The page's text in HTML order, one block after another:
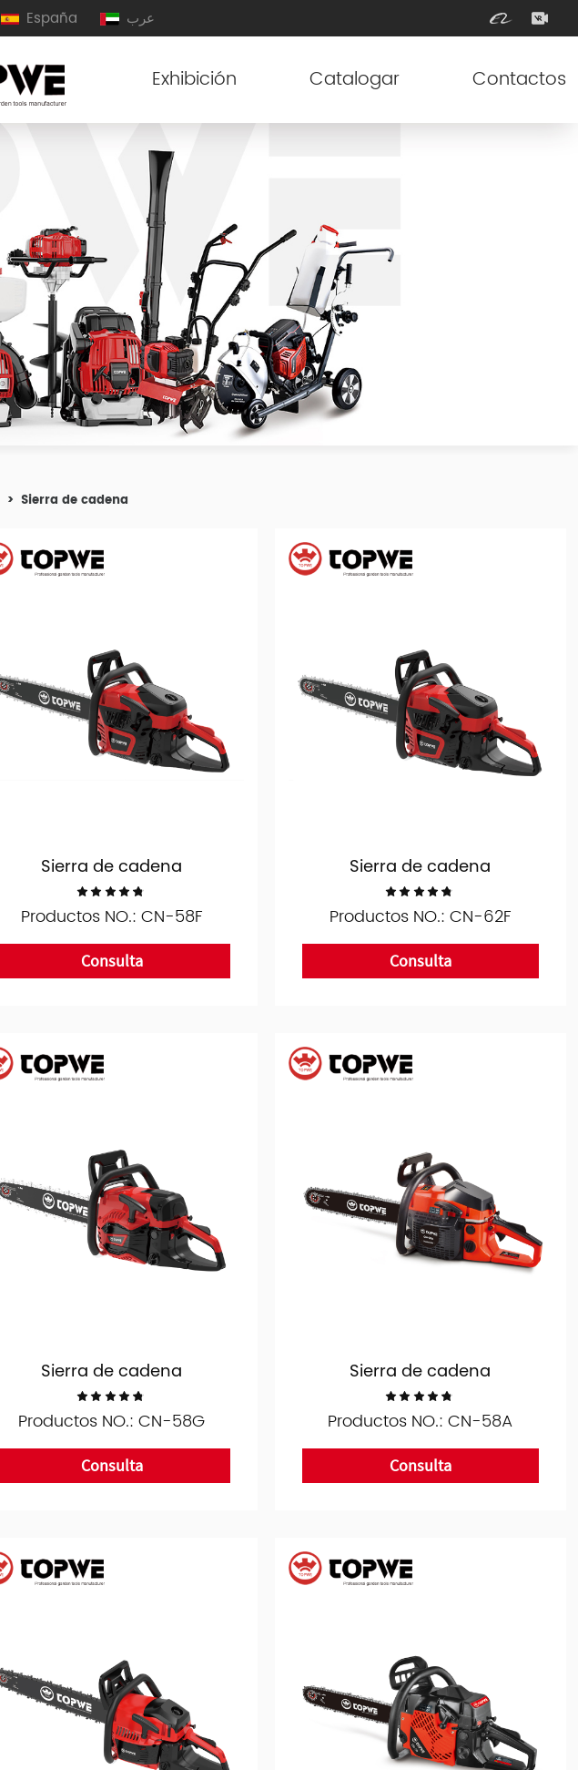
España عرب
Exhibición Catalogar Contactos
> Sierra de cadena
Sierra de cadena
Productos NO.: CN-58F
Consulta
Sierra de cadena
Productos NO.: CN-62F
Consulta
Sierra de cadena
Productos NO.: CN-58G
Consulta
Sierra de cadena
Productos NO.: CN-58A
Consulta